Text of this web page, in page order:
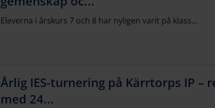
Eleverna i årskurs 7 och 8 har nyligen varit på klass...
Årlig IES-turnering på Kärrtorps IP –
med 24...